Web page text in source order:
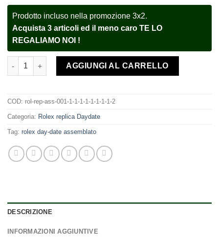
Prodotto incluso nella promozione 3x2.
Acquista 3 articoli ed il meno caro TE LO
REGALIAMO NOI !
Rolex assemblato Day-Date 128238 Yellow Gold green
AGGIUNGI AL CARRELLO
COD: rol-rep-ass-001-1-1-1-1-1-1-1-1-2
Categoria: Rolex replica Daydate
Tag: rolex day-date assemblato
DESCRIZIONE
INFORMAZIONI AGGIUNTIVE